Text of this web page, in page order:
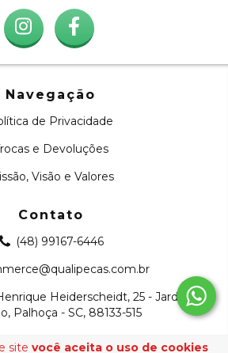
site você aceita o uso de cookies
Navegação
de Privacidade
e Devoluções
Visão e Valores
Contato
(48) 99167-6446
Heiderscheidt, 25 - Jardim
Palhoça - SC, 88133-515